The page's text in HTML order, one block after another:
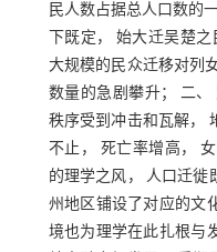
民人数占据总人口数的
下既定， 始大迁吴楚
大规模的民众迁移对列
数量的急剧攀升； 二
秩序受到冲击和瓦解，
不止， 死亡率增高，
的理学之风， 人口迁徙
州地区铺设了对应的文
境也为理学在此扎根与